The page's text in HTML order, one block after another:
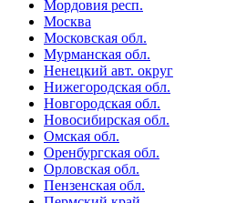
Мордовия респ.
Москва
Московская обл.
Мурманская обл.
Ненецкий авт. округ
Нижегородская обл.
Новгородская обл.
Новосибирская обл.
Омская обл.
Оренбургская обл.
Орловская обл.
Пензенская обл.